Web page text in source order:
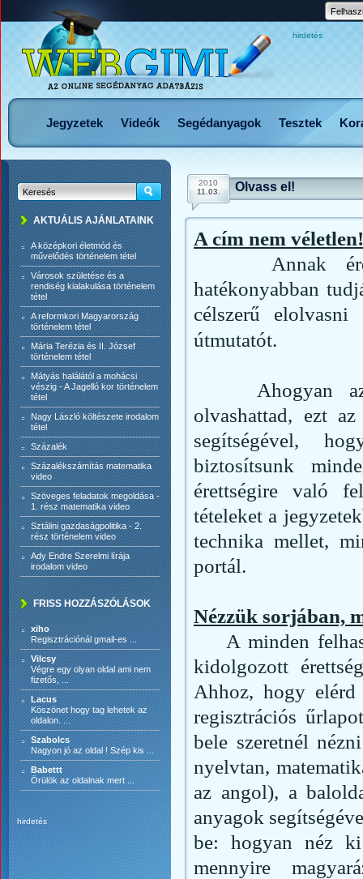
hirdetés
Jegyzetek Videók Segédanyagok Tesztek
AKTUÁLIS AJÁNLATAINK
A középkori életmód és
művelődés történelem tétel
Városok születése és a
rendiség kialakulása történelem
tétel
A reformkori Magyarország
történelem tétel
Mária Terézia és II. József
történelem tétel
Mátyás halálától a mohácsi
vészig - A Jagelló kor történelem
tétel
Nagy László költészete irodalom
tétel
Százalék
Százalékszámítás matematika
video
Szöveges feladatok megoldása -
1. rész matematika video
Sztálini gazdaságpolitika - 2.
rész történelem video
Ady Endre Szerelmi lírája
irodalom video
FRISS HOZZÁSZÓLÁSOK
xiho
Regisztrációnál gmail-es ...
Vilcsy
Végre egy olyan oldal ami nem
fizetős, ...
Lacus
Köszönet hogy tag lehetek az
oldalon. ...
Szabolcs
Nagyon jó az oldal ! Szép kis ...
Babettt
Örülök az oldalnak mert ...
hirdetés
2010
11.03.
Olvass el!
A cím nem véletlen!
Annak
hatékonyabban
célszerű
útmutatót.
Ahogyan azt
olvashattad, ezt
segítségével,
biztosítsunk
érettségire való
tételeket a
technika mellet,
portál.
Nézzük sorjában,
A minden
kidolgozott
Ahhoz, hogy elérd
regisztrációs
bele szeretnél
nyelvtan,
az angol), a
anyagok
be: hogyan néz
mennyire